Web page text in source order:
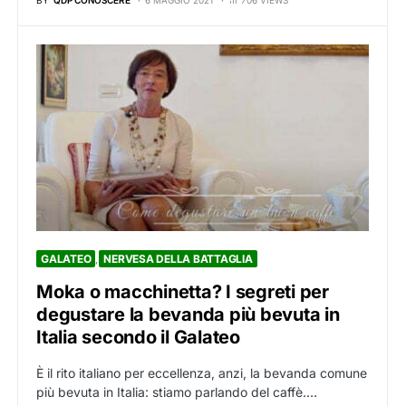
GALATEO NERVESA DELLA BATTAGLIA
Moka o macchinetta? I segreti per
degustare la bevanda più bevuta in
Italia secondo il Galateo
È il rito italiano per eccellenza, anzi, la bevanda comune
più bevuta in Italia: stiamo parlando del caffè.…